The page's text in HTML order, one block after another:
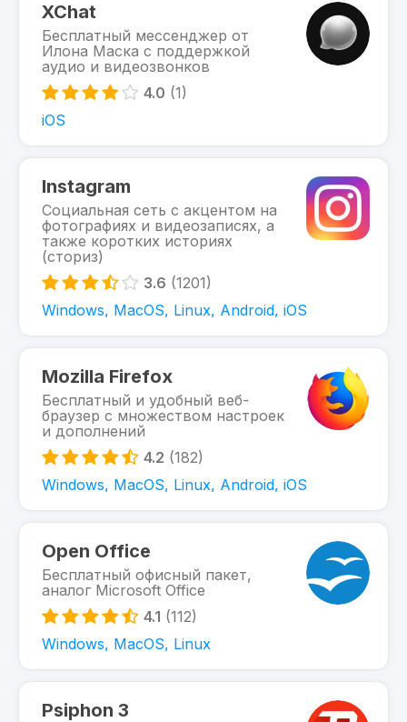
XChat
Бесплатный мессенджер от
Илона Маска с поддержкой
аудио и видеозвонков
4.0 (1)
iOS
Instagram
Социальная сеть с акцентом на
фотографиях и видеозаписях, а
также коротких историях
(сториз)
3.6 (1201)
Windows, MacOS, Linux, Android, iOS
Mozilla Firefox
Бесплатный и удобный веб-
браузер с множеством настроек
и дополнений
4.2 (182)
Windows, MacOS, Linux, Android, iOS
Open Office
Бесплатный офисный пакет,
аналог Microsoft Office
4.1 (112)
Windows, MacOS, Linux
Psiphon 3